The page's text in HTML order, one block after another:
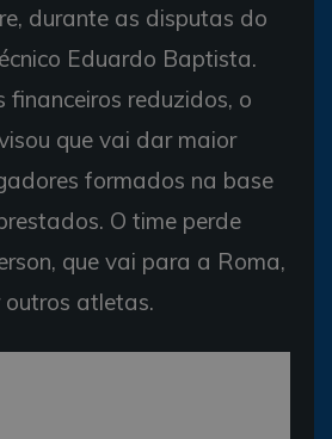
durante as disputas do
Eduardo Baptista.
financeiros reduzidos, o
que vai dar maior
formados na base
O time perde
que vai para a Roma,
outros atletas.